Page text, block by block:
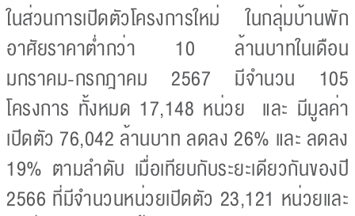
ในส่วนการเปิดตัวโครงการใหม่ ในกลุ่มบ้านพัก
อาศัยราคาต่ำกว่า 10 ล้านบาทในเดือน
มกราคม-กรกฎาคม 2567 มีจำนวน 105
โครงการ ทั้งหมด 17,148 หน่วย และ มีมูลค่า
เปิดตัว 76,042 ล้านบาท ลดลง 26% และ ลดลง
19% ตามลำดับ เมื่อเทียบกับระยะเดียวกันของปี
2566 ที่มีจำนวนหน่วยเปิดตัว 23,121 หน่วยและ